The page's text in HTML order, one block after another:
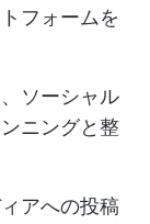
フォームを
ソーシャル
ニングと整
アへの投稿